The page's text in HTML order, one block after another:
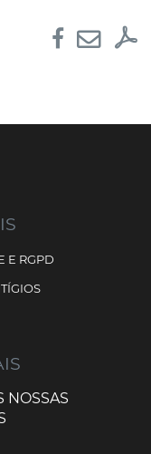
E RGPD
NOSSAS